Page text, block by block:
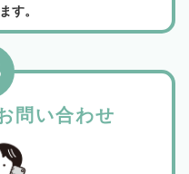
す。
問い合わせ